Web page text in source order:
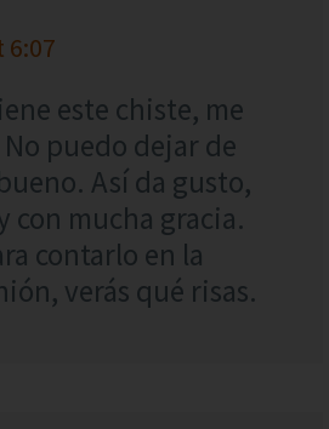
6:07
este chiste, me
puedo dejar de
Así da gusto,
con mucha gracia.
contarlo en la
verás qué risas.